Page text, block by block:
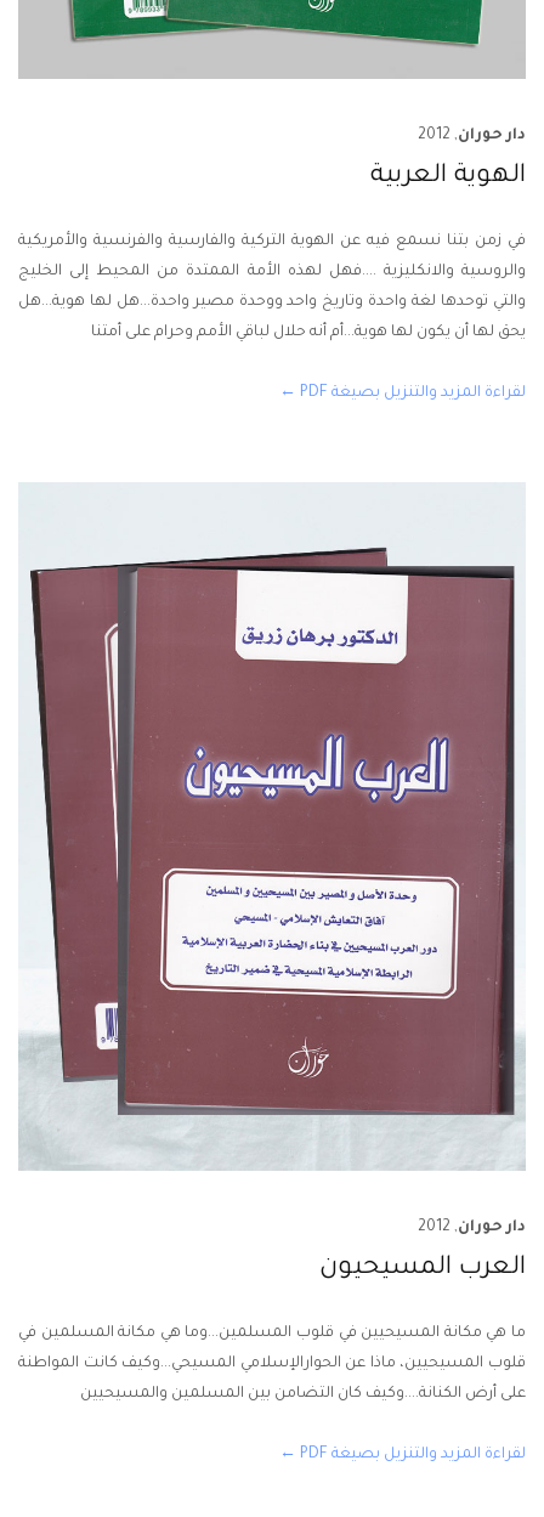
دار حوران, 2012
الهوية العربية
في زمن بتنا نسمع فيه عن الهوية التركية والفارسية والفرنسية والأمريكية
والروسية والانكليزية ....فهل لهذه الأمة الممتدة من المحيط إلى الخليج
والتي توحدها لغة واحدة وتاريخ واحد ووحدة مصير واحدة...هل لها هوية...هل
يحق لها أن يكون لها هوية...أم أنه حلال لباقي الأمم وحرام على أمتنا
لقراءة المزيد والتنزيل بصيغة PDF ←
دار حوران, 2012
العرب المسيحيون
ما هي مكانة المسيحيين في قلوب المسلمين...وما هي مكانة المسلمين في
قلوب المسيحيين، ماذا عن الحوارالإسلامي المسيحي...وكيف كانت المواطنة
على أرض الكنانة....وكيف كان التضامن بين المسلمين والمسيحيين
لقراءة المزيد والتنزيل بصيغة PDF ←